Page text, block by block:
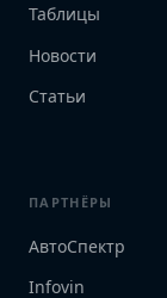
Таблицы
Новости
Статьи
ПАРТНЁРЫ
АвтоСпектр
Infovin